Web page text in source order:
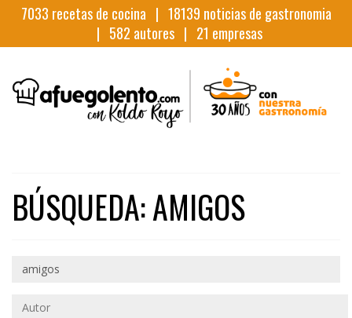
7033 recetas de cocina | 18139 noticias de gastronomia
| 582 autores | 21 empresas
BÚSQUEDA: AMIGOS